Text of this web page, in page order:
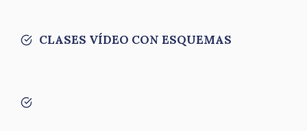
CLASES VÍDEO CON ESQUEMAS